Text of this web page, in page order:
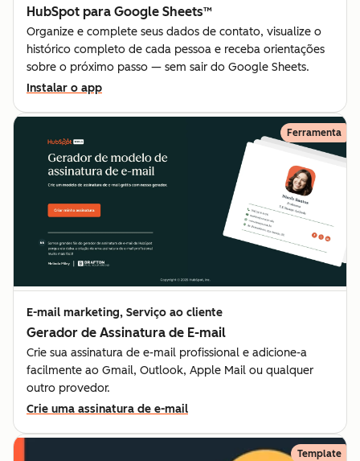
HubSpot para Google Sheets™
Organize e complete seus dados de contato, visualize o
histórico completo de cada pessoa e receba orientações
sobre o próximo passo — sem sair do Google Sheets.
Instalar o app
Ferramenta
E-mail marketing, Serviço ao cliente
Gerador de Assinatura de E-mail
Crie sua assinatura de e-mail profissional e adicione-a
facilmente ao Gmail, Outlook, Apple Mail ou qualquer
outro provedor.
Crie uma assinatura de e-mail
Template